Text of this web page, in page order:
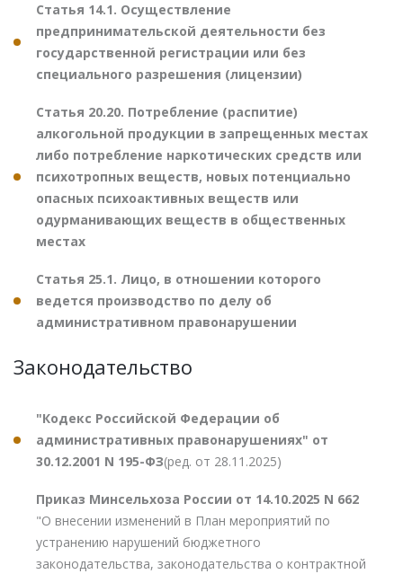
Статья 14.1. Осуществление
предпринимательской деятельности без
государственной регистрации или без
специального разрешения (лицензии)
Статья 20.20. Потребление (распитие)
алкогольной продукции в запрещенных местах
либо потребление наркотических средств или
психотропных веществ, новых потенциально
опасных психоактивных веществ или
одурманивающих веществ в общественных
местах
Статья 25.1. Лицо, в отношении которого
ведется производство по делу об
административном правонарушении
Законодательство
"Кодекс Российской Федерации об
административных правонарушениях" от
30.12.2001 N 195-ФЗ(ред. от 28.11.2025)
Приказ Минсельхоза России от 14.10.2025 N 662
"О внесении изменений в План мероприятий по
устранению нарушений бюджетного
законодательства, законодательства о контрактной